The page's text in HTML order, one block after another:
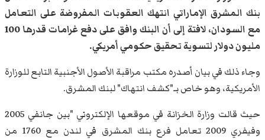
بنك المشرق الإماراتي انتهك العقوبات المفروضة على التعامل
مع السودان، لافتة إلى أن البنك وافق على دفع غرامات قدرها 100
مليون دولار لتسوية تحقيق حكومي أمريكي.
وجاء ذلك في بيان أصدره مكتب مراقبة الأصول الأجنبية التابع للوزارة
الأمريكية، وهو خاص بـ"كشف انتهاك" لبنك المشرق.
حيث قالت وزارة الخزانة في موقعها الإلكتروني "بين جانفي 2005
وفيفري 2009 تعامل فرع بنك المشرق في لندن مع 1760 من